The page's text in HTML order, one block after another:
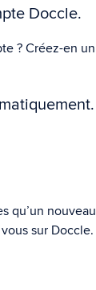
Doccle.
? Créez-en un
qu’un nouveau
sur Doccle.